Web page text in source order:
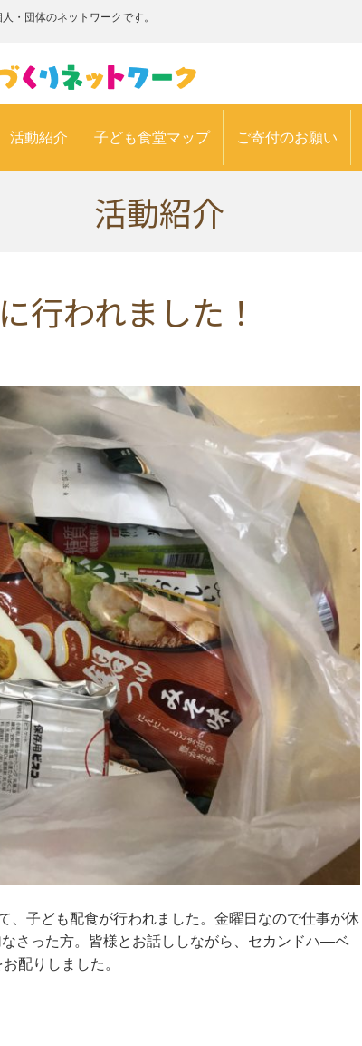
・団体のネットワークです。
活動紹介 子ども食堂マップ ご寄付のお願い
活動紹介
行われました！
、子ども配食が行われました。金曜日なので仕事が休
さった方。皆様とお話ししながら、セカンドハ―ベ
配りしました。